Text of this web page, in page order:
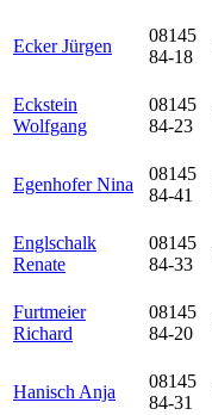
Ecker Jürgen
08145
84-18
Eckstein
Wolfgang
08145
84-23
Egenhofer Nina
08145
84-41
Englschalk
Renate
08145
84-33
Furtmeier
Richard
08145
84-20
Hanisch Anja
08145
84-31